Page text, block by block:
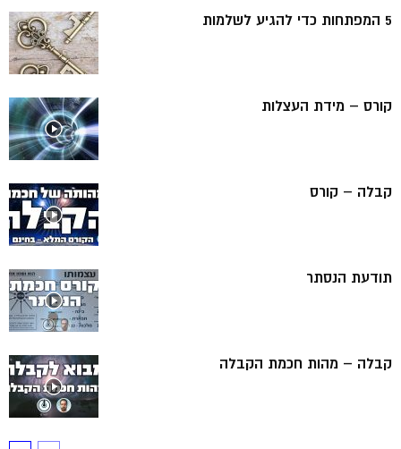
5 המפתחות כדי להגיע לשלמות
קורס – מידת העצלות
קבלה – קורס
תודעת הנסתר
קבלה – מהות חכמת הקבלה